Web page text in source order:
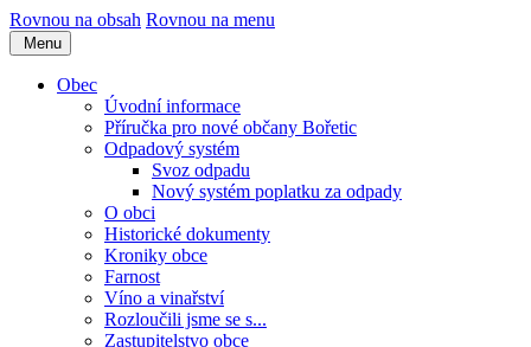
Rovnou na obsah Rovnou na menu
Menu
Obec
Úvodní informace
Příručka pro nové občany Bořetic
Odpadový systém
Svoz odpadu
Nový systém poplatku za odpady
O obci
Historické dokumenty
Kroniky obce
Farnost
Víno a vinařství
Rozloučili jsme se s...
Zastupitelstvo obce